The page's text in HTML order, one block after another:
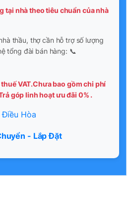
tại nhà theo tiêu chuẩn của nhà
thầu, thợ cần hỗ trợ số lượng
tổng đài bán hàng: 📞
VAT.Chưa bao gồm chi phí
góp linh hoạt ưu đãi 0% .
Hòa
- Lắp Đặt